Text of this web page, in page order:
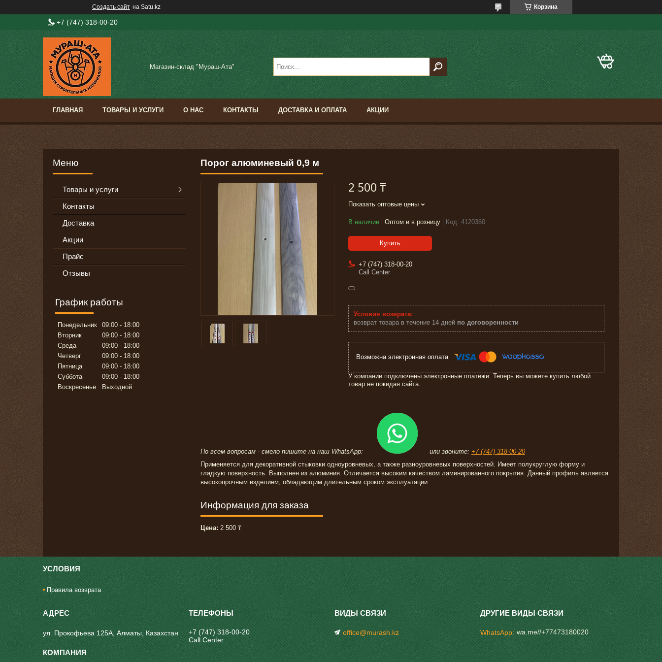
Создать сайт на Satu.kz Корзина
+7 (747) 318-00-20
Магазин-склад "Мураш-Ата"
ГЛАВНАЯ ТОВАРЫ И УСЛУГИ О НАС КОНТАКТЫ ДОСТАВКА И ОПЛАТА АКЦИИ
Порог алюминевый 0,9 м
2 500 ₸
Показать оптовые цены
В наличии Оптом и в розницу Код: 4120360
Купить
+7 (747) 318-00-20
Call Center
возврат товара в течение 14 дней по договоренности
У компании подключены электронные платежи. Теперь вы можете купить любой
товар не покидая сайта.
По всем вопросам - смело пишите на наш WhatsApp: или звоните: +7 (747) 318-00-20
Применяется для декоративной стыковки одноуровневых, а также разноуровневых поверхностей. Имеет полукруглую форму и
гладкую поверхность. Выполнен из алюминия. Отличается высоким качеством ламинированного покрытия. Данный профиль является
высокопрочным изделием, обладающим длительным сроком эксплуатации
Информация для заказа
Цена: 2 500 ₸
Товары и услуги
Контакты
Доставка
Акции
Прайс
Отзывы
График работы
Понедельник 09:00
18:00
Вторник
09:00
18:00
Среда
09:00
18:00
Четверг
09:00
18:00
Пятница
09:00
18:00
Суббота
09:00
18:00
Воскресенье
Выходной
УСЛОВИЯ
Правила возврата
ул. Прокофьева 125А, Алматы, Казахстан
+7 (747) 318-00-20
Call Center
office@murash.kz WhatsApp wa.me//+77473180020